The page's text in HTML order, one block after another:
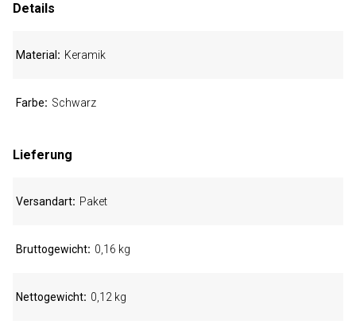
Details
Material Keramik
Farbe Schwarz
Lieferung
Versandart Paket
Bruttogewicht 0,16 kg
Nettogewicht 0,12 kg